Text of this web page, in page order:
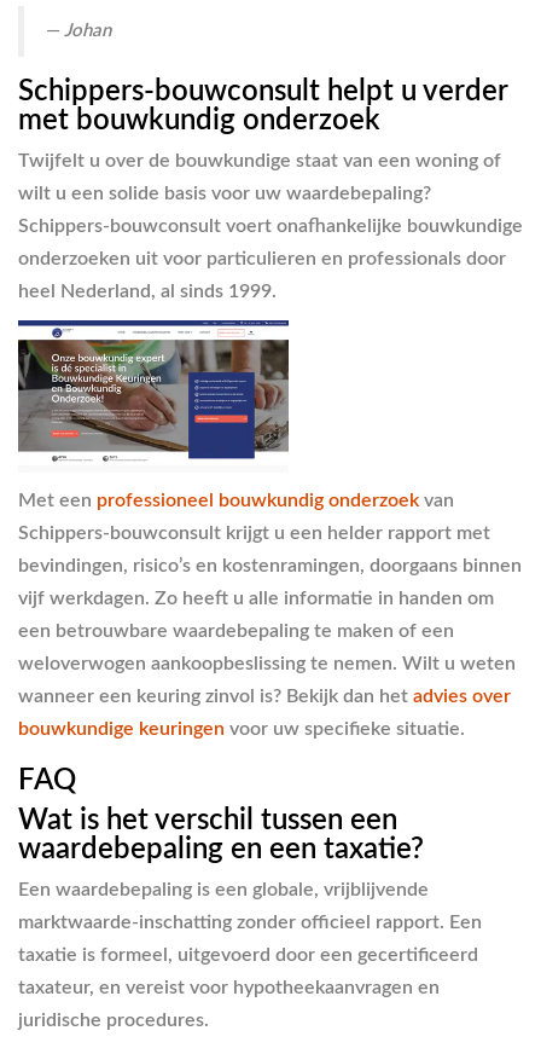
— Johan
Schippers-bouwconsult helpt u verder
met bouwkundig onderzoek
Twijfelt u over de bouwkundige staat van een woning of
wilt u een solide basis voor uw waardebepaling?
Schippers-bouwconsult voert onafhankelijke bouwkundige
onderzoeken uit voor particulieren en professionals door
heel Nederland, al sinds 1999.
Met een professioneel bouwkundig onderzoek van
Schippers-bouwconsult krijgt u een helder rapport met
bevindingen, risico’s en kostenramingen, doorgaans binnen
vijf werkdagen. Zo heeft u alle informatie in handen om
een betrouwbare waardebepaling te maken of een
weloverwogen aankoopbeslissing te nemen. Wilt u weten
wanneer een keuring zinvol is? Bekijk dan het advies over
bouwkundige keuringen voor uw specifieke situatie.
FAQ
Wat is het verschil tussen een
waardebepaling en een taxatie?
Een waardebepaling is een globale, vrijblijvende
marktwaarde-inschatting zonder officieel rapport. Een
taxatie is formeel, uitgevoerd door een gecertificeerd
taxateur, en vereist voor hypotheekaanvragen en
juridische procedures.